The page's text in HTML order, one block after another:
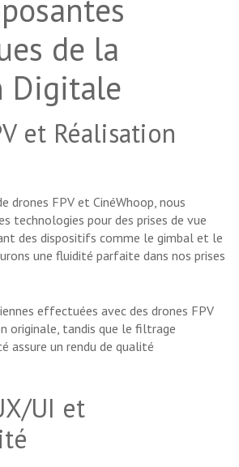
de la
Digitale
et Réalisation
drones FPV et CinéWhoop, nous
technologies pour des prises de vue
des dispositifs comme le gimbal et le
une fluidité parfaite dans nos prises
effectuées avec des drones FPV
originale, tandis que le filtrage
assure un rendu de qualité
UI et